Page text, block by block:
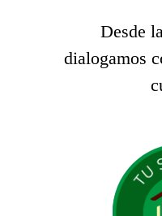
Desde
dialogamos